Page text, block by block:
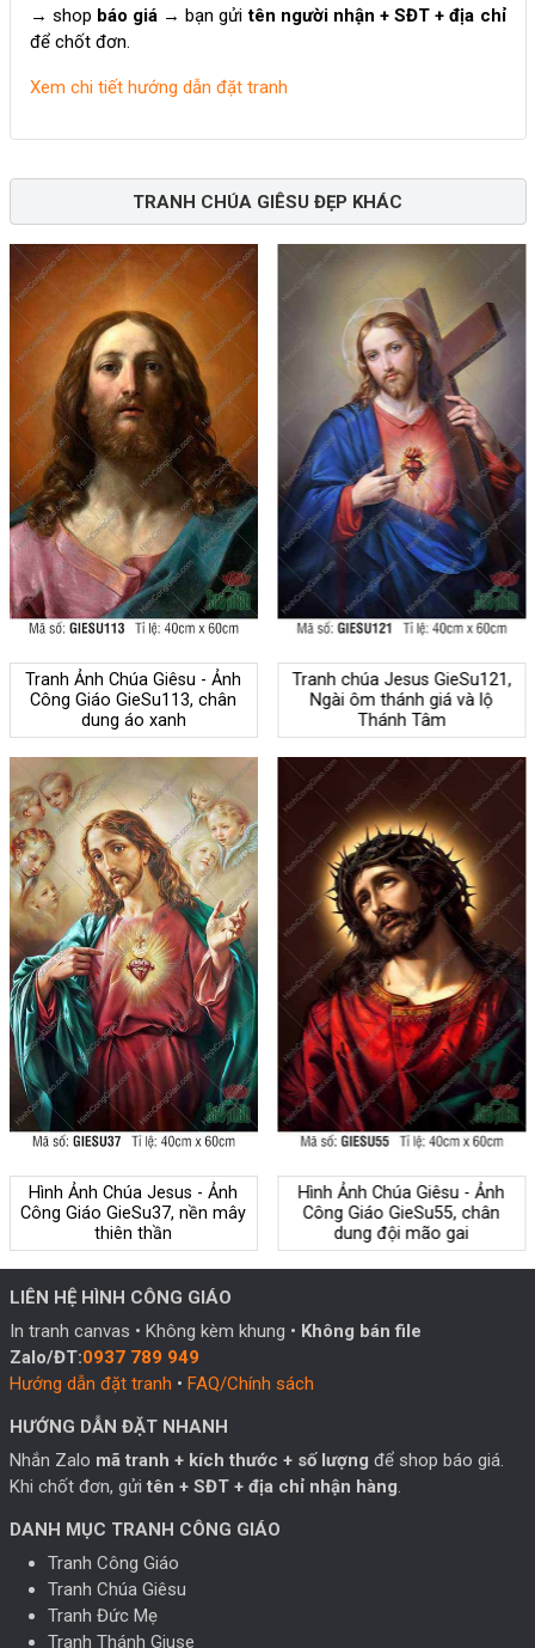
→ shop báo giá→ bạn gửitên người nhận + SĐT + địa chỉ
để chốt đơn.
Xem chi tiết hướng dẫn đặt tranh
TRANH CHÚA GIÊSU ĐẸP KHÁC
Tranh Ảnh Chúa Giêsu - Ảnh
Công Giáo GieSu113, chân
dung áo xanh
Tranh chúa Jesus GieSu121,
Ngài ôm thánh giá và lộ
Thánh Tâm
Hình Ảnh Chúa Jesus - Ảnh
Công Giáo GieSu37, nền mây
thiên thần
Hình Ảnh Chúa Giêsu - Ảnh
Công Giáo GieSu55, chân
dung đội mão gai
LIÊN HỆ HÌNH CÔNG GIÁO
In tranh canvas • Không kèm khung • Không bán file
Zalo/ĐT:0937 789 949
Hướng dẫn đặt tranh • FAQ/Chính sách
HƯỚNG DẪN ĐẶT NHANH
Nhắn Zalo mã tranh + kích thước + số lượng để shop báo giá.
Khi chốt đơn, gửi tên + SĐT + địa chỉ nhận hàng.
DANH MỤC TRANH CÔNG GIÁO
Tranh Công Giáo
Tranh Chúa Giêsu
Tranh Đức Mẹ
Tranh Thánh Giuse